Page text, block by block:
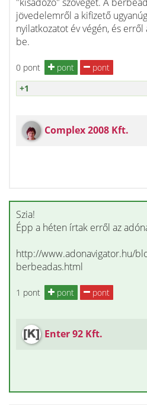
jövedelemről a kifizető
nyilatkozatot év végén, és
be.
0 pont pont
pont
+1
Complex 2008 Kft.
Szia!
Épp a héten írtak erről az
http://www.adonavigator.hu/
berbeadas.html
1 pont pont pont
Enter 92 Kft.